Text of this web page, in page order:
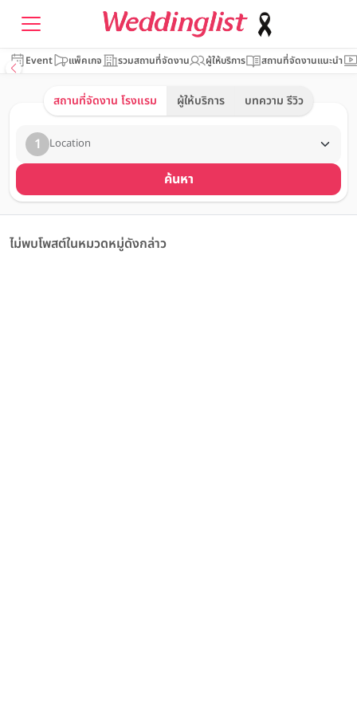
Event แพ็คเกจ รวมสถานที่จัดงาน ผู้ให้บริการ สถานที่จัดงานแนะนำ
สถานที่จัดงาน โรงแรม ผู้ให้บริการ บทความ รีวิว
1 Location
ค้นหา
ไม่พบโพสต์ในหมวดหมู่ดังกล่าว